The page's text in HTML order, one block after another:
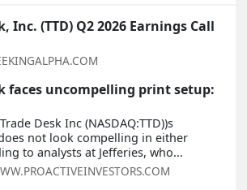
Inc. (TTD) Q2 2026 Earnings Call
faces uncompelling print setup:
Desk Inc (NASDAQ:TTD))s
not look compelling in either
to analysts at Jefferies, who...